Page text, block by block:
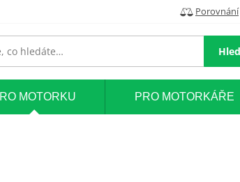
Porovnání
MOTORKU PRO MOTORKÁŘE